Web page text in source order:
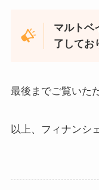
マルトベ
了してお
最後までご覧いた
以上、フィナンシ